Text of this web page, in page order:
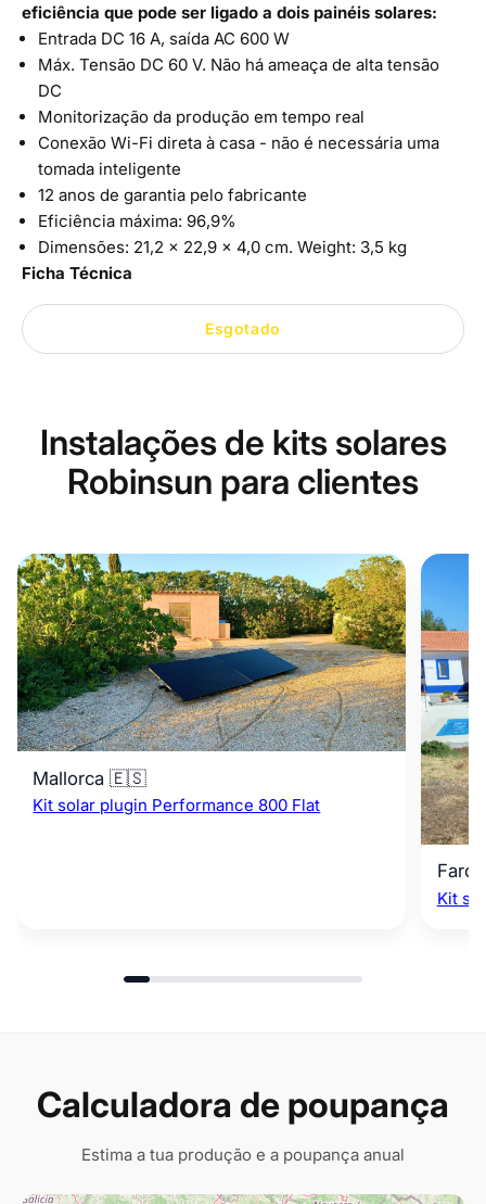
eficiência que pode ser ligado a dois painéis solares:
Entrada DC 16 A, saída AC 600 W
Máx. Tensão DC 60 V. Não há ameaça de alta tensão
DC
Monitorização da produção em tempo real
Conexão Wi-Fi direta à casa - não é necessária uma
tomada inteligente
12 anos de garantia pelo fabricante
Eficiência máxima: 96,9%
Dimensões: 21,2 × 22,9 × 4,0 cm. Weight: 3,5 kg
Ficha Técnica
Esgotado
Instalações de kits solares
Robinsun para clientes
Mallorca 🇪🇸
Kit solar plugin Performance 800 Flat
Kit
Calculadora de poupança
Estima a tua produção e a poupança anual